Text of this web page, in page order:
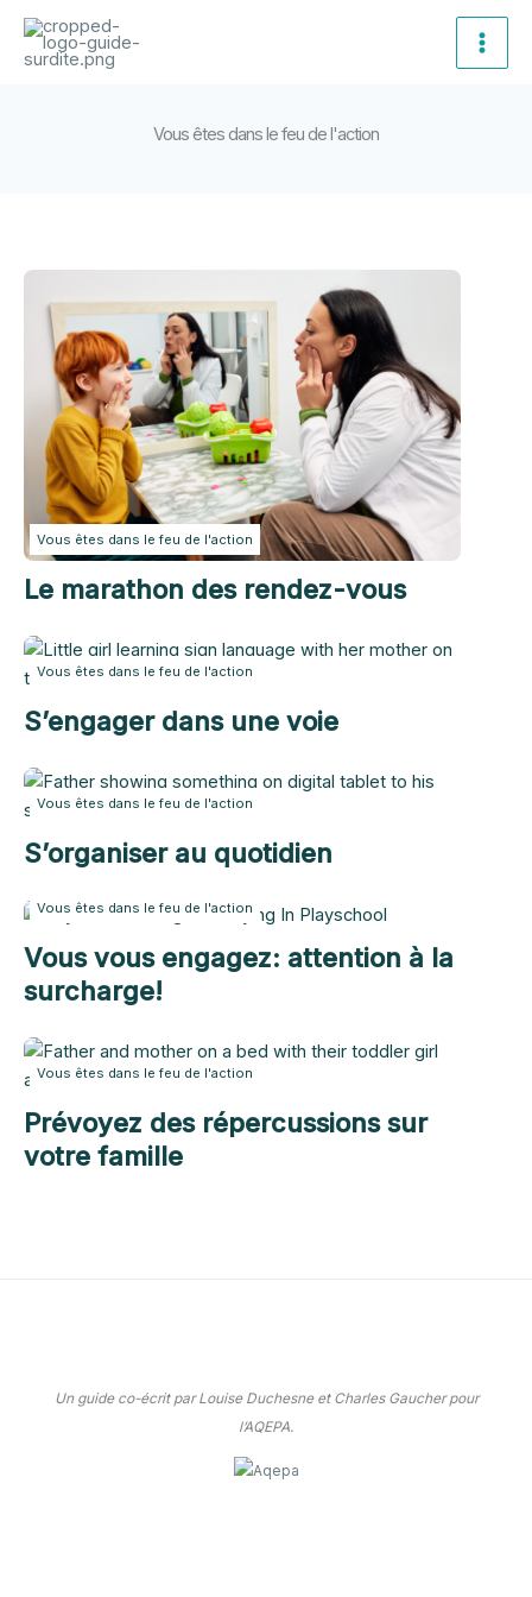
Aller
contenu
Main
Vous êtes dans le feu de l'action
Vous êtes dans le feu de l'action
Le marathon des rendez-vous
Vous êtes dans le feu de l'action
S’engager dans une voie
Vous êtes dans le feu de l'action
S’organiser au quotidien
Vous êtes dans le feu de l'action
Vous vous engagez: attention à la
surcharge!
Vous êtes dans le feu de l'action
Prévoyez des répercussions sur
votre famille
Un guide co-écrit par Louise Duchesne et Charles Gaucher pour
l’AQEPA.